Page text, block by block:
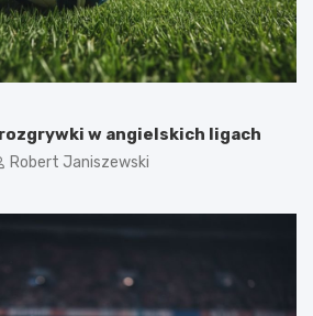
w angielskich ligach
Robert Janiszewski